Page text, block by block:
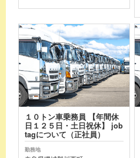
１０トン車乗務員 【年間休
日１２５日・土日祝休】 job
tagについて（正社員）
勤務地